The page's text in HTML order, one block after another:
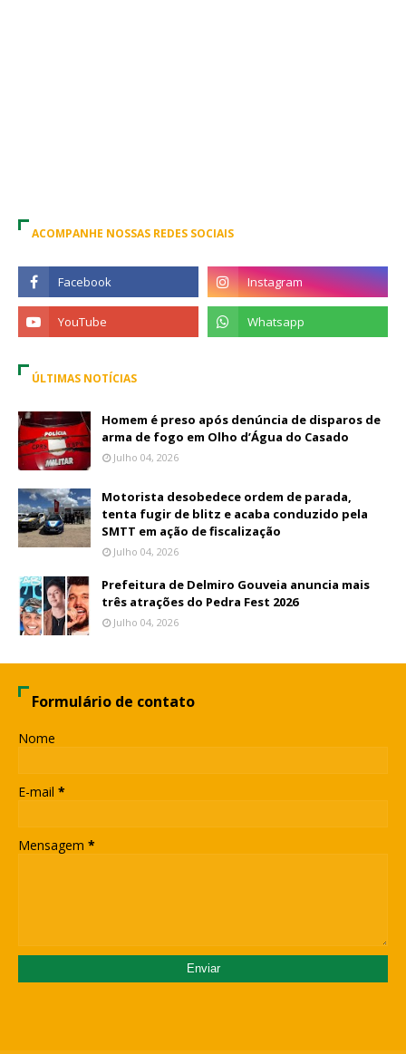
ACOMPANHE NOSSAS REDES SOCIAIS
ÚLTIMAS NOTÍCIAS
Homem é preso após denúncia de disparos de
arma de fogo em Olho d’Água do Casado
Julho 04, 2026
Motorista desobedece ordem de parada,
tenta fugir de blitz e acaba conduzido pela
SMTT em ação de fiscalização
Julho 04, 2026
Prefeitura de Delmiro Gouveia anuncia mais
três atrações do Pedra Fest 2026
Julho 04, 2026
Formulário de contato
Nome
E-mail *
Mensagem *